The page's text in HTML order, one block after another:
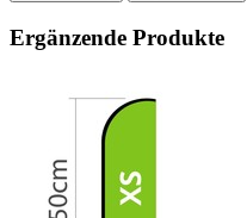
Ergänzende Produkte